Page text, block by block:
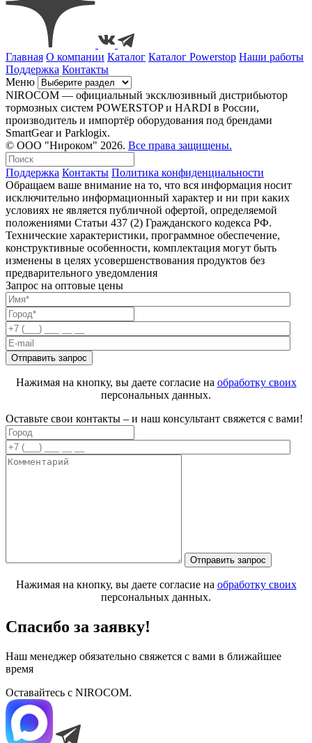
Главная О компании Каталог Каталог Powerstop Наши работы
Поддержка Контакты
Меню
NIROCOM — официальный эксклюзивный дистрибьютор
тормозных систем POWERSTOP и HARDI в России,
производитель и импортёр оборудования под брендами
SmartGear и Parklogix.
© ООО "Нироком" 2026. Все права защищены.
Поддержка Контакты Политика конфиденциальности
Обращаем ваше внимание на то, что вся информация носит
исключительно информационный характер и ни при каких
условиях не является публичной офертой, определяемой
положениями Статьи 437 (2) Гражданского кодекса РФ.
Технические характеристики, программное обеспечение,
конструктивные особенности, комплектация могут быть
изменены в целях усовершенствования продуктов без
предварительного уведомления
Запрос на оптовые цены
Нажимая на кнопку, вы даете согласие на обработку своих
персональных данных.
Оставьте свои контакты – и наш консультант свяжется с вами!
Нажимая на кнопку, вы даете согласие на обработку своих
персональных данных.
Спасибо за заявку!
Наш менеджер обязательно свяжется с вами в ближайшее
время
Оставайтесь с NIROCOM.